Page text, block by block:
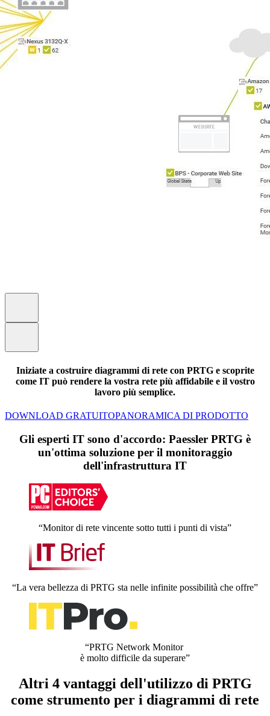
Iniziate a costruire diagrammi di rete con PRTG e scoprite
come IT può rendere la vostra rete più affidabile e il vostro
lavoro più semplice.
DOWNLOAD GRATUITOPANORAMICA DI PRODOTTO
Gli esperti IT sono d'accordo: Paessler PRTG è
un'ottima soluzione per il monitoraggio
dell'infrastruttura IT
“Monitor di rete vincente sotto tutti i punti di vista”
“La vera bellezza di PRTG sta nelle infinite possibilità che offre”
“PRTG Network Monitor
è molto difficile da superare”
Altri 4 vantaggi dell'utilizzo di PRTG
come strumento per i diagrammi di rete